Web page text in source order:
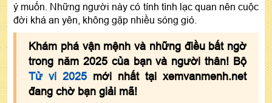
ý muốn. Những người này có tính tình lạc quan nên cuộc
đời khá an yên, không gặp nhiều sóng gió.
Khám phá vận mệnh và những điều bất ngờ
trong năm 2025 của bạn và người thân! Bộ
Tử vi 2025 mới nhất tại xemvanmenh.net
đang chờ bạn giải mã!